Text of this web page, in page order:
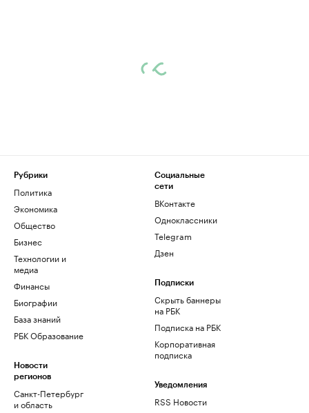
Рубрики
Политика
Экономика
Общество
Бизнес
Технологии и
медиа
Финансы
Биографии
База знаний
РБК Образование
Новости
регионов
Санкт-Петербург
и область
Социальные
сети
ВКонтакте
Одноклассники
Telegram
Дзен
Подписки
Скрыть баннеры
на РБК
Подписка на РБК
Корпоративная
подписка
Уведомления
RSS Новости